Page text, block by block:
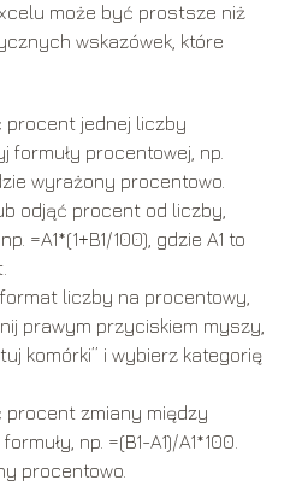
może być prostsze niż
wskazówek, które
jednej liczby
formuły procentowej, np.
wyrażony procentowo.
odjąć procent od liczby,
=A1*(1+B1/100), gdzie A1 to
liczby na procentowy,
prawym przyciskiem myszy,
komórki” i wybierz kategorię
zmiany między
np. =(B1-A1)/A1*100.
procentowo.